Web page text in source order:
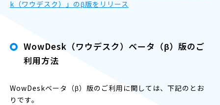
k（ワウデスク）」のβ版をリリース
WowDesk（ワウデスク）ベータ（β）版のご
利用方法
WowDeskベータ（β）版のご利用に関しては、下記のとお
りです。